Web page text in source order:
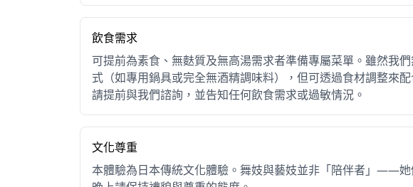
3人
¥62,500
4人
¥51,500
5人以上 ¥48,000
上述費用以一位舞妓搭配錄音伴奏為基本方案。如需增加舞妓、
稅）。
飲食需求
可提前為素食、無麩質及無高湯需求者準備專屬菜單。雖然我
式（如專用鍋具或完全無酒精調味料），但可透過食材調整來
請提前與我們諮詢，並告知任何飲食需求或過敏情況。
文化尊重
本體驗為日本傳統文化體驗。舞妓與藝妓並非「陪伴者」——